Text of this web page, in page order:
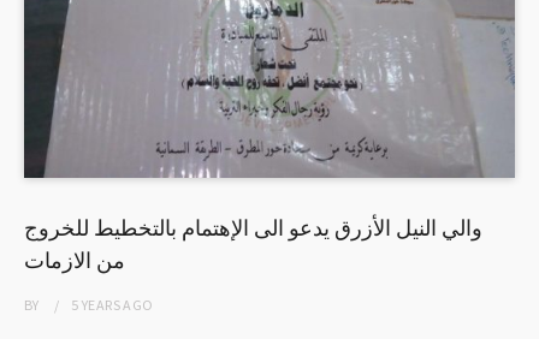
والي النيل الأزرق يدعو الى الإهتمام بالتخطيط للخروج
من الازمات
BY 5 YEARSAGO